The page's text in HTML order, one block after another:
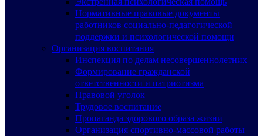
Нормативные правовые документы
работников социально-педагогической
поддержки и психологической помощи
Организация воспитания
Инспекция по делам несовершеннолетних
Формирование гражданской
ответственности и патриотизма
Правовой уголок
Трудовое воспитание
Пропаганда здорового образа жизни
Организация спортивно-массовой работы